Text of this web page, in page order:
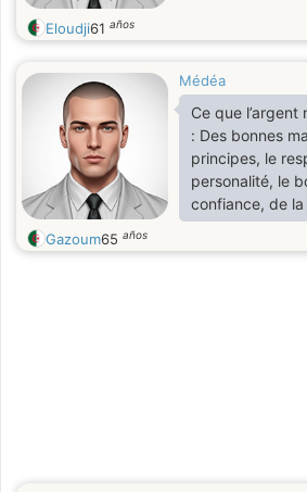
Eloudji61 años
Médéa
Ce que
: Des bonnes
principes, le
personalité, le
confiance, de la
l’amour
Gazoum65 años